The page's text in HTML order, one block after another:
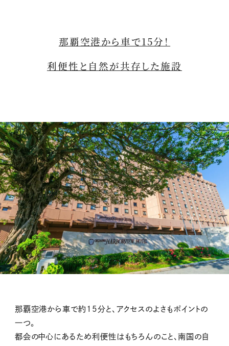
那覇空港から車で15分！
利便性と自然が共存した施設
那覇空港から車で約15分と、アクセスのよさもポイントの
一つ。
都会の中心にあるため利便性はもちろんのこと、南国の自